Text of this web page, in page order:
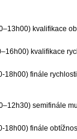
kvalifikace
kvalifikace
18h00) finále
semifinále
18h00) finále